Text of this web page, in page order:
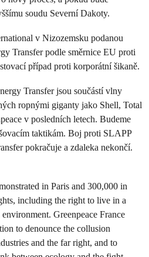
soudu Severní Dakoty.
v Nizozemsku podanou
Transfer podle směrnice EU proti
případ proti korporátní šikaně.
Transfer jsou součástí vlny
ropnými giganty jako Shell, Total
v posledních letech. Budeme
taktikám. Boj proti SLAPP
pokračuje a zdaleka nekončí.